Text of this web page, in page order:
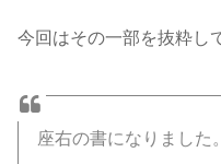
今回はその一部を抜粋し
座右の書になりました。